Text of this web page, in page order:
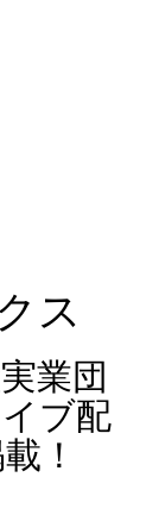
ス
業団
ブ配
！